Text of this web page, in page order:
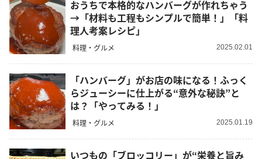
おうちで本格的なハンバーグが作れちゃう
→「材料も工程もシンプルで簡単！」「料
理人考案レシピ」
料理・グルメ 2025.02.01
「ハンバーグ」がお店の味になる！ふっく
らジューシーに仕上がる“意外な秘訣”と
は？「やってみる！」
料理・グルメ 2025.01.19
いつもの「ブロッコリー」が“栄養と旨み